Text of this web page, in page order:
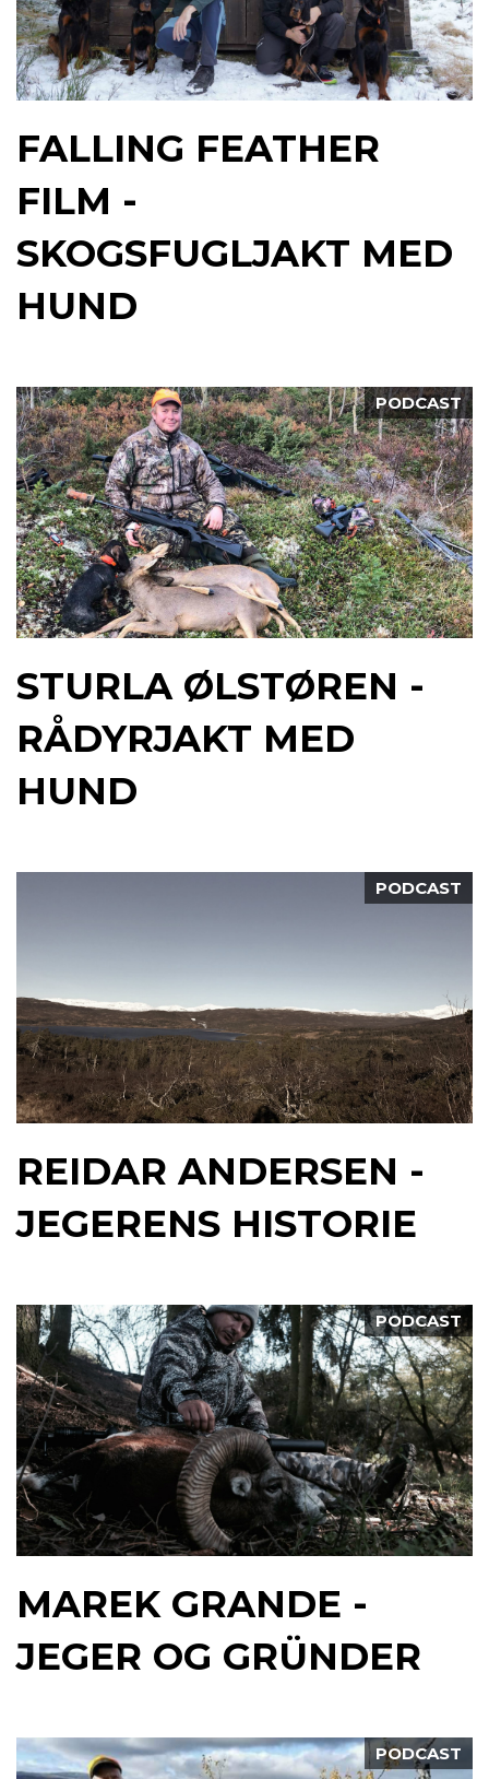
FALLING FEATHER
FILM -
SKOGSFUGLJAKT MED
HUND
PODCAST
STURLA ØLSTØREN -
RÅDYRJAKT MED
HUND
PODCAST
REIDAR ANDERSEN -
JEGERENS HISTORIE
PODCAST
MAREK GRANDE -
JEGER OG GRÜNDER
PODCAST